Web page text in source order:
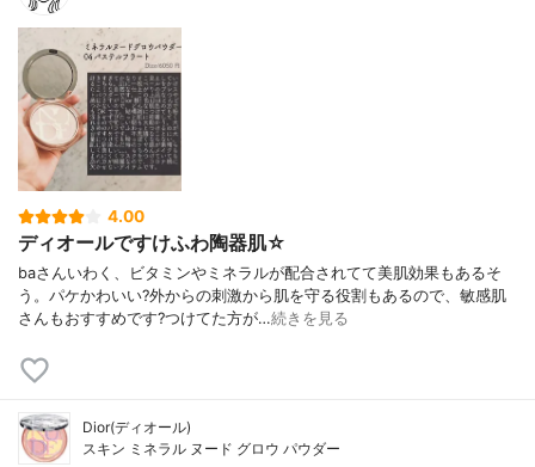
4.00
ディオールですけふわ陶器肌☆
baさんいわく、ビタミンやミネラルが配合されてて美肌効果もあるそ
う。パケかわいい?外からの刺激から肌を守る役割もあるので、敏感肌
さんもおすすめです?つけてた方が…続きを見る
Dior(ディオール)
スキン ミネラル ヌード グロウ パウダー